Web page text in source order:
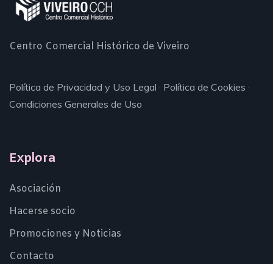
Centro Comercial Histórico de Viveiro
Política de Privacidad y Uso Legal · Política de Cookies ·
Condiciones Generales de Uso
Explora
Asociación
Hacerse socio
Promociones y Noticias
Contacto